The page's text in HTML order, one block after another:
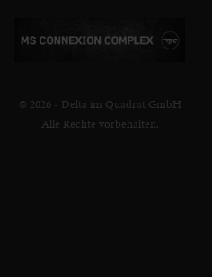
© 2026 - Delta im Quadrat GmbH
Alle Rechte vorbehalten.